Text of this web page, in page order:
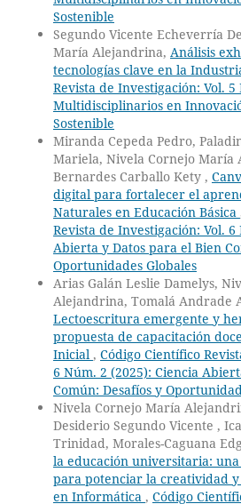
Sostenible
Segundo Vicente Echeverría
María Alejandrina, Análisis
tecnologías clave en la
Revista de Investigación: Vol.
Multidisciplinarios en
Sostenible
Miranda Cepeda Pedro,
Mariela, Nivela Cornejo María
Bernardes Carballo Kety ,
digital para fortalecer el
Naturales en Educación Básica
Revista de Investigación: Vol.
Abierta y Datos para el Bien
Oportunidades Globales
Arias Galán Leslie Damelys,
Alejandrina, Tomalá Andrade
Lectoescritura emergente y
propuesta de capacitación
Inicial , Código Científico
6 Núm. 2 (2025): Ciencia
Común: Desafíos y
Nivela Cornejo María
Desiderio Segundo Vicente ,
Trinidad, Morales-Caguana
la educación universitaria:
para potenciar la creatividad
en Informática , Código